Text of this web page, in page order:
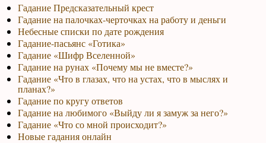
Гадание Предсказательный крест
Гадание на палочках-черточках на работу и деньги
Небесные списки по дате рождения
Гадание-пасьянс «Готика»
Гадание «Шифр Вселенной»
Гадание на рунах «Почему мы не вместе?»
Гадание «Что в глазах, что на устах, что в мыслях и
планах?»
Гадание по кругу ответов
Гадание на любимого «Выйду ли я замуж за него?»
Гадание «Что со мной происходит?»
Новые гадания онлайн